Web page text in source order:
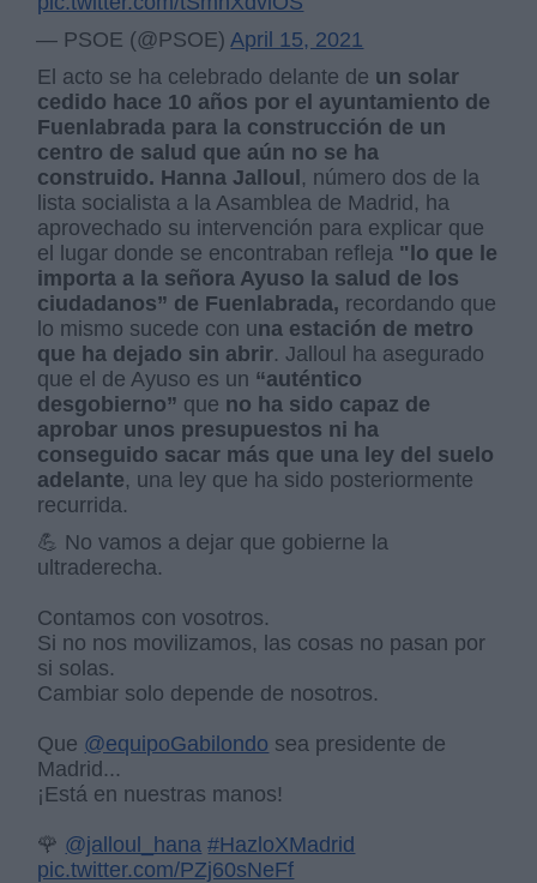
— PSOE (@PSOE)April 15, 2021
El acto se ha celebrado delante de un solar
cedido hace 10 años por el ayuntamiento de
Fuenlabrada para la construcción de un
centro de salud que aún no se ha
construido. Hanna Jalloul , número dos de la
lista socialista a la Asamblea de Madrid, ha
aprovechado su intervención para explicar que
el lugar donde se encontraban refleja "lo que le
importa a la señora Ayuso la salud de los
ciudadanos” de Fuenlabrada, recordando que
lo mismo sucede con una estación de metro
que ha dejado sin abrir. Jalloul ha asegurado
que el de Ayuso es un “auténtico
desgobierno” que no ha sido capaz de
aprobar unos presupuestos ni ha
conseguido sacar más que una ley del suelo
adelante, una ley que ha sido posteriormente
recurrida.
💪 No vamos a dejar que gobierne la
ultraderecha.
Contamos con vosotros.
Si no nos movilizamos, las cosas no pasan por
si solas.
Cambiar solo depende de nosotros.
Que @equipoGabilondo sea presidente de
Madrid...
¡Está en nuestras manos!
🌹 @jalloul_hana #HazloXMadrid
pic.twitter.com/PZj60sNeFf